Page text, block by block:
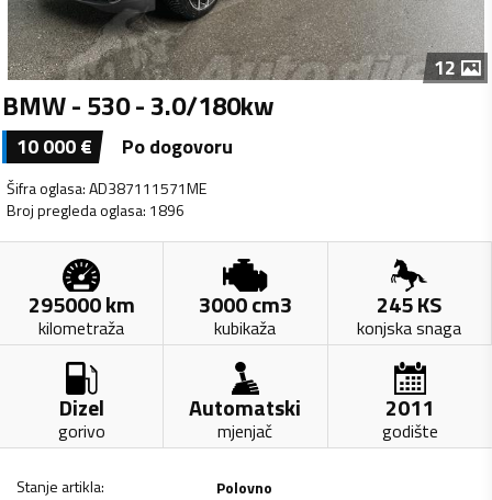
12
BMW - 530 - 3.0/180kw
10 000€ Po dogovoru
Šifra oglasa:AD387111571ME
Broj pregleda oglasa: 1896
295000km
kilometraža
3000cm3
kubikaža
245KS
konjska snaga
Dizel
gorivo
Automatski
mjenjač
2011
godište
Stanje artikla:
Polovno